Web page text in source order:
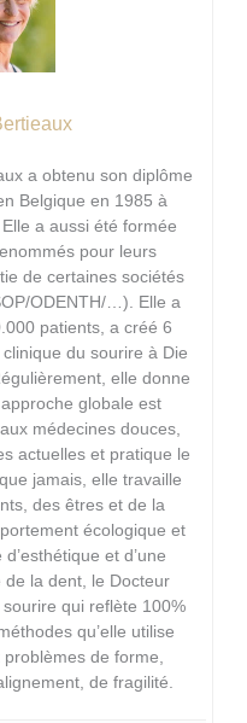
a obtenu son diplôme
Belgique en 1985 à
a aussi été formée
pour leurs
de certaines sociétés
ODENTH/…). Elle a
patients, a créé 6
du sourire à Die
elle donne
globale est
médecines douces,
actuelles et pratique le
jamais, elle travaille
des êtres et de la
écologique et
et d’une
la dent, le Docteur
qui reflète 100%
qu’elle utilise
de forme,
de fragilité.